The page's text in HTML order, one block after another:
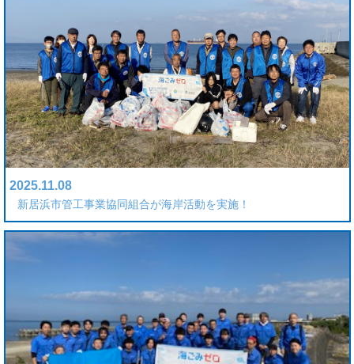
2025.11.08
新居浜市管工事業協同組合が海岸活動を実施！